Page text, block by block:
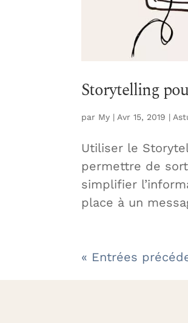
Storytelling
par My | Avr 15, 2019 |
Utiliser le
permettre de
simplifier
place à un
« Entrées